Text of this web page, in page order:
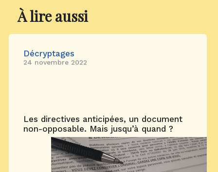
À lire aussi
Décryptages
24 novembre 2022
Les directives anticipées, un document
non-opposable. Mais jusqu’à quand ?